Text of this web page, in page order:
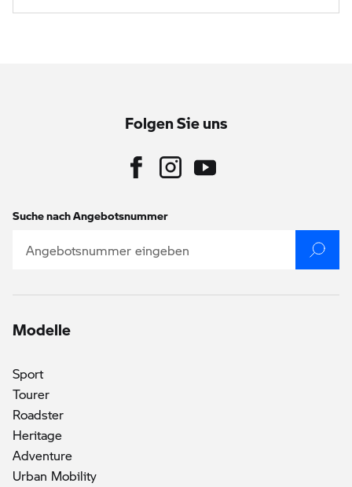
Folgen Sie uns
Suche nach Angebotsnummer
Modelle
Sport
Tourer
Roadster
Heritage
Adventure
Urban Mobility()